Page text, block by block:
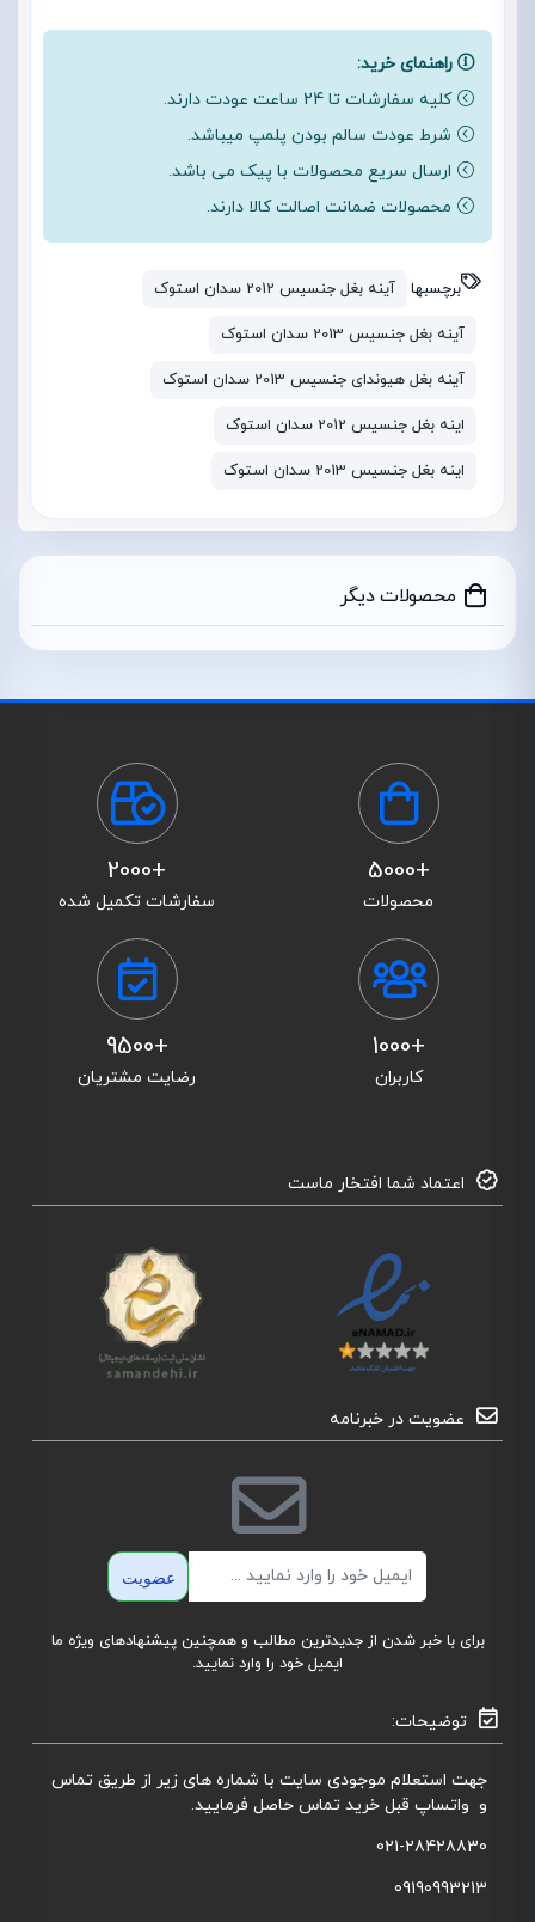
راهنمای خرید:
کلیه سفارشات تا 24 ساعت عودت دارند.
شرط عودت سالم بودن پلمپ میباشد.
ارسال سریع محصولات با پیک می باشد.
محصولات ضمانت اصالت کالا دارند.
برچسبها آینه بغل جنسیس 2012 سدان استوک
آینه بغل جنسیس 2013 سدان استوک
آینه بغل هیوندای جنسیس 2013 سدان استوک
اینه بغل جنسیس 2012 سدان استوک
اینه بغل جنسیس 2013 سدان استوک
محصولات دیگر
+5000
محصولات
+2000
سفارشات تکمیل شده
+1000
کاربران
+9500
رضایت مشتریان
اعتماد شما افتخار ماست
عضویت در خبرنامه
عضویت
برای با خبر شدن از جدیدترین مطالب و همچنین پیشنهادهای ویژه ما
ایمیل خود را وارد نمایید.
توضیحات:
جهت استعلام موجودی سایت با شماره های زیر از طریق تماس
و واتساپ قبل خرید تماس حاصل فرمایید.
021-28428830
09190993213